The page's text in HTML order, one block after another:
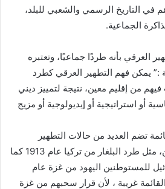
في التاريخ الرسمي والشعبي للبلد،
الجماعية.
العرقي بأنه طردًا جماعيًا، وتعتبره
يمكن فهم التطهير العرقي كطرد
من إقليم معين، نتيجة لتمييز ديني
أو استراتيجية أو إيديولوجية أو مزيج
تضم العديد من حالات التطهير
العرقي في القرن العشرين، مثل طرد البلغار من تركيا عام 1913 كما
للمستوطنين اليهود من غزة عام
القائمة غريبة ، لأن قرار سحبهم من غزة